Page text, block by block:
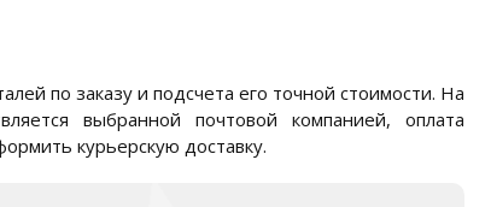
по заказу и подсчета его точной стоимости. На
выбранной почтовой компанией, оплата
курьерскую доставку.